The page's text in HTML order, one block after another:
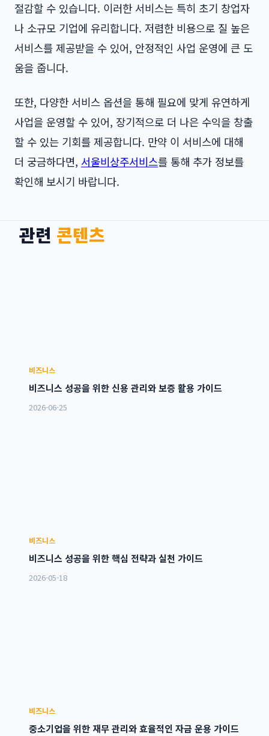
절감할 수 있습니다. 이러한 서비스는 특히 초기 창업자
나 소규모 기업에 유리합니다. 저렴한 비용으로 질 높은
서비스를 제공받을 수 있어, 안정적인 사업 운영에 큰 도
움을 줍니다.
또한, 다양한 서비스 옵션을 통해 필요에 맞게 유연하게
사업을 운영할 수 있어, 장기적으로 더 나은 수익을 창출
할 수 있는 기회를 제공합니다. 만약 이 서비스에 대해
더 궁금하다면, 서울비상주서비스를 통해 추가 정보를
확인해 보시기 바랍니다.
관련 콘텐츠
비즈니스
비즈니스 성공을 위한 신용 관리와 보증 활용 가이드
2026-06-25
비즈니스
비즈니스 성공을 위한 핵심 전략과 실천 가이드
2026-05-18
비즈니스
중소기업을 위한 재무 관리와 효율적인 자금 운용 가이드